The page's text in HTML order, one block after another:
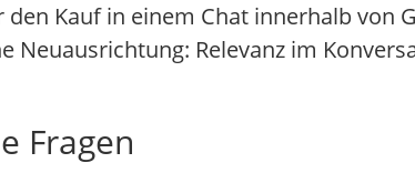
Kauf in einem Chat innerhalb von
Neuausrichtung: Relevanz im
Fragen